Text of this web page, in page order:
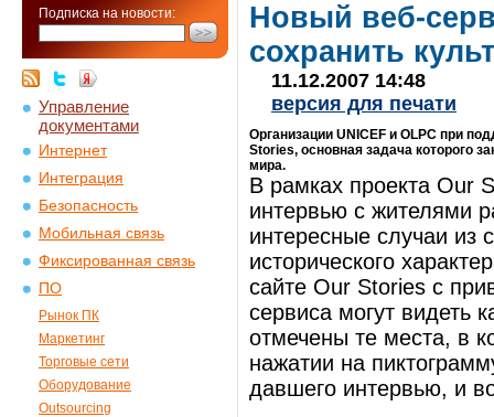
Подписка на новости:
Управление
документами
Интернет
Интеграция
Безопасность
Мобильная связь
Фиксированная связь
ПО
Рынок ПК
Маркетинг
Торговые сети
Оборудование
Outsourcing
Новый веб-
сохранить
11.12.2007 14:48
версия для печати
Организации UNICEF и OLPC при
Stories, основная задача которого
мира.
В рамках проекта Our
интервью с жителями
интересные случаи из
исторического
сайте Our Stories с
сервиса могут видеть
отмечены те места, в
нажатии на
давшего интервью, и